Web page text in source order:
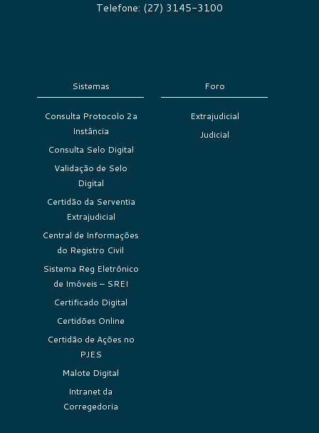
Telefone: (27) 3145-3100
Sistemas
Consulta Protocolo 2a
Instância
Consulta Selo Digital
Validação de Selo
Digital
Certidão da Serventia
Extrajudicial
Central de Informações
do Registro Civil
Sistema Reg Eletrônico
de Imóveis – SREI
Certificado Digital
Certidões Online
Certidão de Ações no
PJES
Malote Digital
Intranet da
Corregedoria
Foro
Extrajudicial
Judicial